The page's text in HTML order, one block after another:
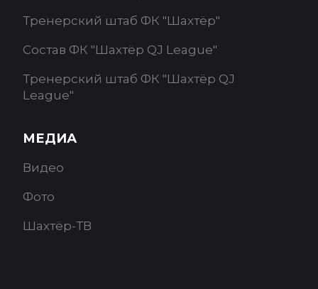
Тренерский штаб ФК "Шахтёр"
Состав ФК "Шахтёр QJ League"
Тренерский штаб ФК "Шахтёр QJ
League"
МЕДИА
Видео
Фото
Шахтёр-ТВ